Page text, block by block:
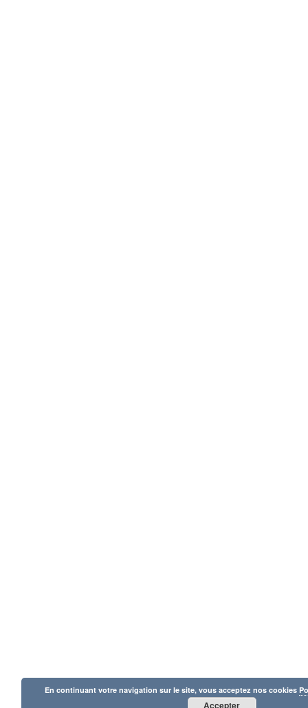
En continuant votre navigation sur le site, vous acceptez nos cookies
Accepter